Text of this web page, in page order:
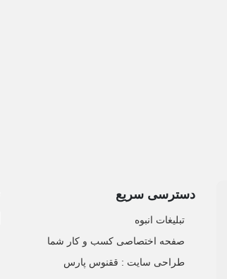
دسترسی سریع
تبلیغات انبوه
صفحه اختصاصی کسب و کار شما
طراحی سایت :‌ ققنوس پارس